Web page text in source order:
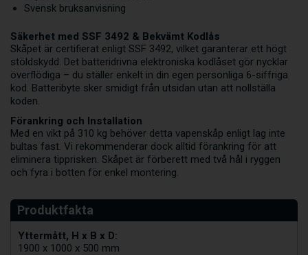
Svensk bruksanvisning
Säkerhet med SSF 3492 & Bekvämt Kodlås
Skåpet är certifierat enligt SSF 3492, vilket garanterar ett högt
stöldskydd. Det batteridrivna elektroniska kodlåset gör nycklar
överflödiga – du ställer enkelt in din egen personliga 6-siffriga
kod. Batteribyte sker smidigt från utsidan utan att nollställa
koden.
Förankring och Installation
Med en vikt på 310 kg behöver detta vapenskåp enligt lag inte
bultas fast. Vi rekommenderar dock alltid förankring för att
eliminera tipprisken. Skåpet är förberett med två hål i ryggen
och fyra i botten för enkel montering.
Yttermått, H x B x D:
1900 x 1000 x 500 mm